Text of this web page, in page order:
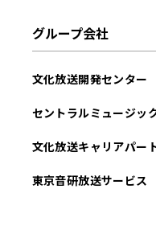
グループ会社
文化放送開発センター
セントラルミュージッ
文化放送キャリアパー
東京音研放送サービス